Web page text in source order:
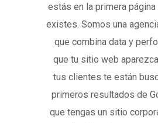
estás en la primera página
existes. Somos una
que combina data y
que tu sitio web
tus clientes te están
primeros resultados de
que tengas un sitio